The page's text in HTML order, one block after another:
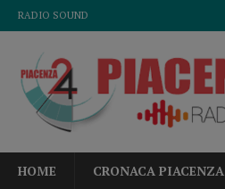
RADIO SOUND
HOME CRONACA PIACENZA